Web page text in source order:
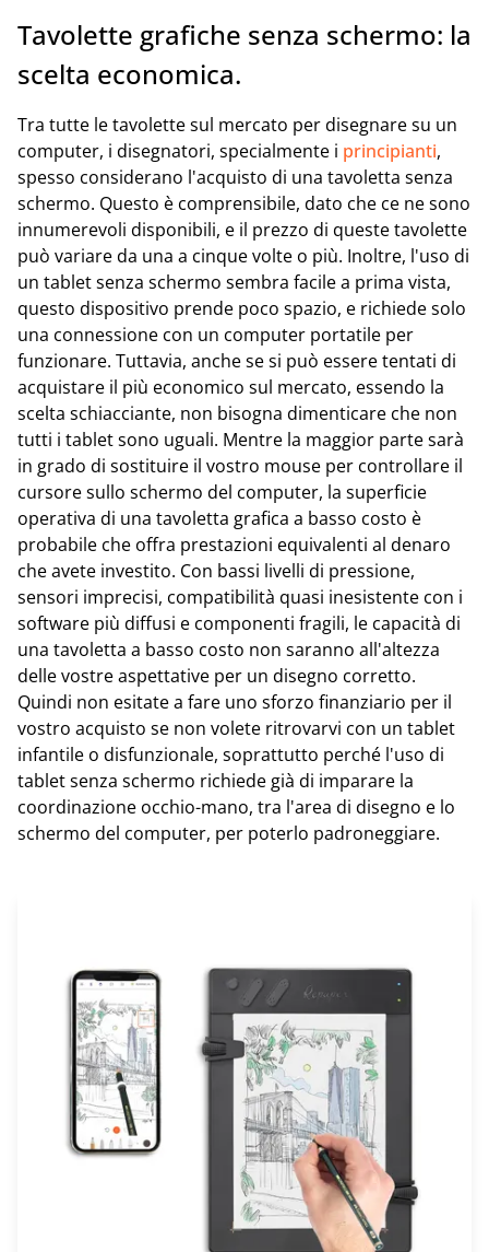
Tavolette grafiche senza schermo: la
scelta economica.
Tra tutte le tavolette sul mercato per disegnare su un
computer, i disegnatori, specialmente i principianti,
spesso considerano l'acquisto di una tavoletta senza
schermo. Questo è comprensibile, dato che ce ne sono
innumerevoli disponibili, e il prezzo di queste tavolette
può variare da una a cinque volte o più. Inoltre, l'uso di
un tablet senza schermo sembra facile a prima vista,
questo dispositivo prende poco spazio, e richiede solo
una connessione con un computer portatile per
funzionare. Tuttavia, anche se si può essere tentati di
acquistare il più economico sul mercato, essendo la
scelta schiacciante, non bisogna dimenticare che non
tutti i tablet sono uguali. Mentre la maggior parte sarà
in grado di sostituire il vostro mouse per controllare il
cursore sullo schermo del computer, la superficie
operativa di una tavoletta grafica a basso costo è
probabile che offra prestazioni equivalenti al denaro
che avete investito. Con bassi livelli di pressione,
sensori imprecisi, compatibilità quasi inesistente con i
software più diffusi e componenti fragili, le capacità di
una tavoletta a basso costo non saranno all'altezza
delle vostre aspettative per un disegno corretto.
Quindi non esitate a fare uno sforzo finanziario per il
vostro acquisto se non volete ritrovarvi con un tablet
infantile o disfunzionale, soprattutto perché l'uso di
tablet senza schermo richiede già di imparare la
coordinazione occhio-mano, tra l'area di disegno e lo
schermo del computer, per poterlo padroneggiare.